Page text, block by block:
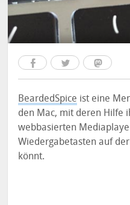
BeardedSpice ist eine
den Mac, mit deren Hilfe
webbasierten
Wiedergabetasten auf
könnt.